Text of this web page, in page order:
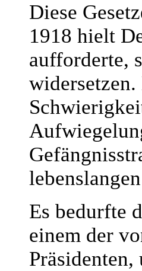
Diese
1918 hielt
aufforderte,
Es bedurfte
einem der